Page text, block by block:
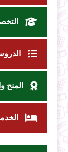
المنح